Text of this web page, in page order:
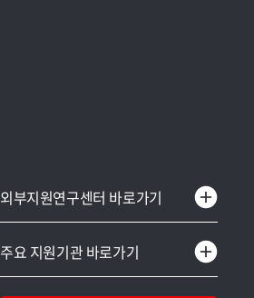
외부지원연구센터 바로가기
한옥R&D센터
중소기업산학협력센터
용인시어린이급식관리지원센터
주요 지원기관 바로가기
교육부